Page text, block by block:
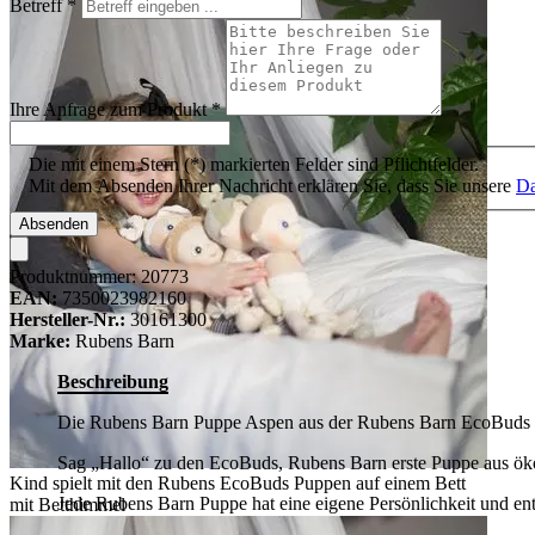
Kind spielt mit den Rubens EcoBuds Puppen auf einem Bett
mit Betthimmel
Betreff*
Ihre Anfrage zum Produkt*
Die mit einem Stern (*) markierten Felder sind Pflichtfelder.
Mit dem Absenden Ihrer Nachricht erklären Sie, dass Sie unsere
Absenden
Produktnummer:20773
EAN: 7350023982160
Hersteller-Nr.: 30161300
Marke: Rubens Barn
Beschreibung
Die Rubens Barn Puppe Aspen aus der Rubens Barn
Sag „Hallo“ zu den EcoBuds, Rubens Barn erste Puppe aus
Jede Rubens Barn Puppe hat eine eigene Persönlichkeit und